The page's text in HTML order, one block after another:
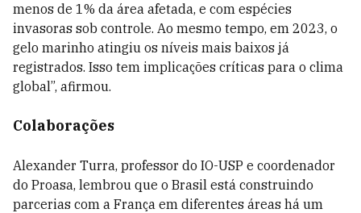
menos de 1% da área afetada, e com espécies
invasoras sob controle. Ao mesmo tempo, em 2023, o
gelo marinho atingiu os níveis mais baixos já
registrados. Isso tem implicações críticas para o clima
global”, afirmou.
Colaborações
Alexander Turra, professor do IO-USP e coordenador
do Proasa, lembrou que o Brasil está construindo
parcerias com a França em diferentes áreas há um